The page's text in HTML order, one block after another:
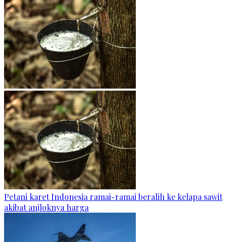
Petani karet Indonesia ramai-ramai beralih ke kelapa sawit
akibat anjloknya harga